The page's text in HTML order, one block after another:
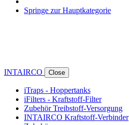
Springe zur Hauptkategorie
INTAIRCO Close
iTraps - Hoppertanks
iFilters - Kraftstoff-Filter
Zubehör Treibstoff-Versorgung
INTAIRCO Kraftstoff-Verbinder